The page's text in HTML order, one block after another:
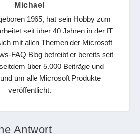
Michael
1965, hat sein Hobby zum
seit über 40 Jahren in der IT
mit allen Themen der Microsoft
FAQ Blog betreibt er bereits seit
über 5.000 Beiträge und
um alle Microsoft Produkte
veröffentlicht.
Antwort